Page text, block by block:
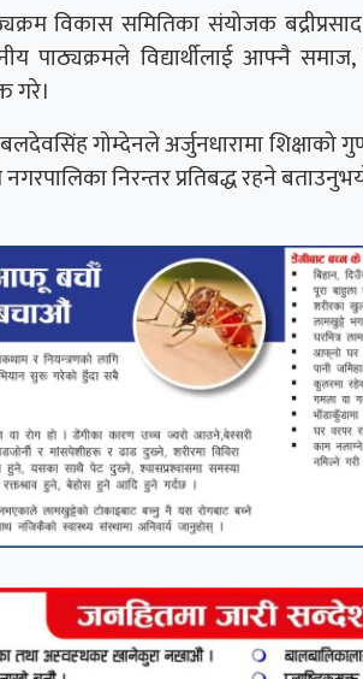
विकास समितिका संयोजक
पाठ्यक्रमले विद्यार्थीलाई आफ्नै
गरे।
गोम्देनले अर्जुनधारामा शिक्षाको
निरन्तर प्रतिबद्ध रहने